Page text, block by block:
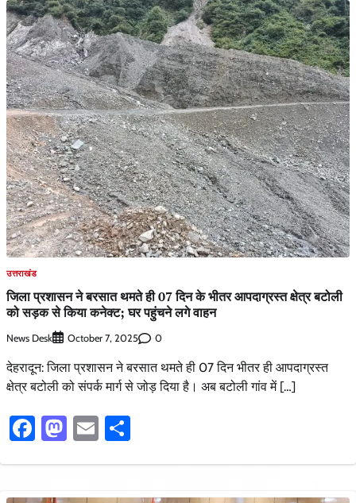
उत्तराखंड
जिला प्रशासन ने बरसात थमते ही 07 दिन के भीतर आपदाग्रस्त क्षेत्र बटोली
को सड़क से किया कनेक्ट; घर पहुंचने लगे वाहन
News Desk October 7, 2025 0
देहरादून: जिला प्रशासन ने बरसात थमते ही 07 दिन भीतर ही आपदाग्रस्त
क्षेत्र बटोली को संपर्क मार्ग से जोड़ दिया है। अब बटोली गांव में […]
Facebook
Mastodon
Email